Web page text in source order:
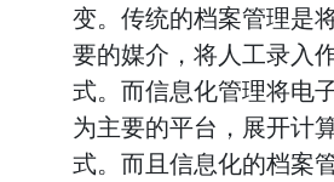
变。传统的档案管理是
要的媒介，将人工录入
式。而信息化管理将电
为主要的平台，展开计
式。而且信息化的档案